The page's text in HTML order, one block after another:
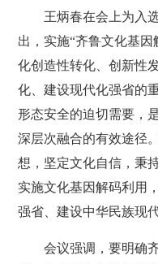
王炳春在会上为入
出，实施“齐鲁文化基
化创造性转化、创新性
化、建设现代化强省的
形态安全的迫切需要，
深层次融合的有效途径
想，坚定文化自信，秉
实施文化基因解码利用
强省、建设中华民族现
会议强调，要明确